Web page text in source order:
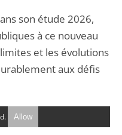
son étude 2026,
à ce nouveau
et les évolutions
aux défis
Allow